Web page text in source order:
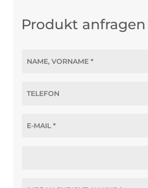
Produkt anfragen